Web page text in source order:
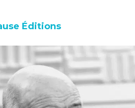
Éditions